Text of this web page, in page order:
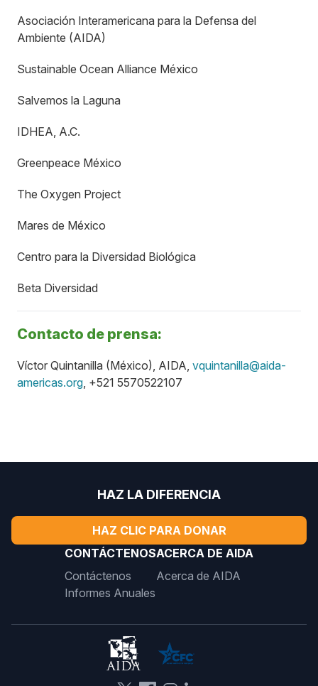
Asociación Interamericana para la Defensa del
Ambiente (AIDA)
Sustainable Ocean Alliance México
Salvemos la Laguna
IDHEA, A.C.
Greenpeace México
The Oxygen Project
Mares de México
Centro para la Diversidad Biológica
Beta Diversidad
Contacto de prensa:
Víctor Quintanilla (México), AIDA, vquintanilla@aida-
americas.org, +521 5570522107
HAZ LA DIFERENCIA
HAZ CLIC PARA DONAR
CONTÁCTENOS
Contáctenos
Informes Anuales
ACERCA DE AIDA
Acerca de AIDA